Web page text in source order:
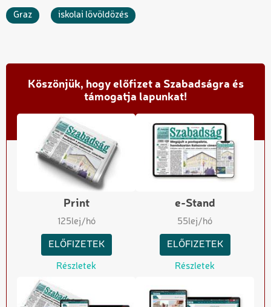
Graz iskolai lövöldözés
Köszönjük, hogy előfizet a Szabadságra és
támogatja lapunkat!
Print
125lej/hó
ELŐFIZETEK
Részletek
e-Stand
55lej/hó
ELŐFIZETEK
Részletek